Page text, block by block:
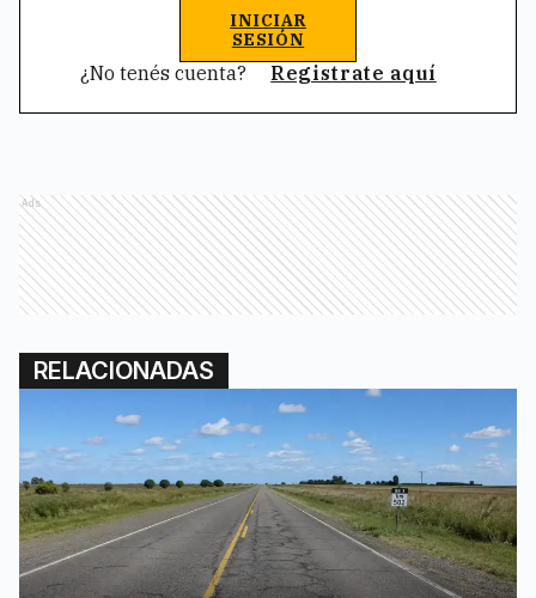
INICIAR
SESIÓN
¿No tenés cuenta? Registrate aquí
Ads
RELACIONADAS